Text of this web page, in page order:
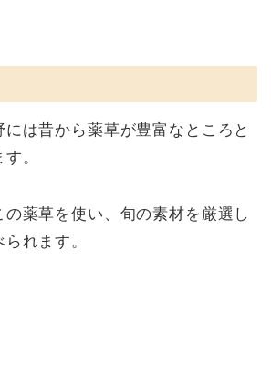
は昔から薬草が豊富なところと
。
薬草を使い、旬の素材を厳選し
れます。